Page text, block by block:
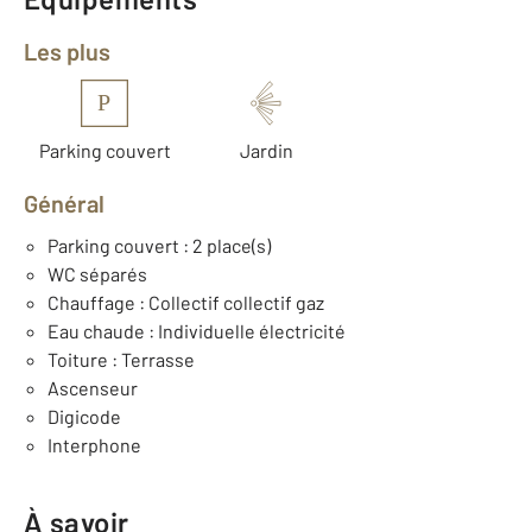
Les plus
P
Parking couvert Jardin
Général
Parking couvert : 2 place(s)
WC séparés
Chauffage : Collectif collectif gaz
Eau chaude : Individuelle électricité
Toiture : Terrasse
Ascenseur
Digicode
Interphone
À savoir